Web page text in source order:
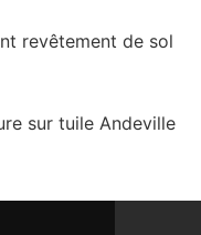
revêtement de sol
sur tuile Andeville